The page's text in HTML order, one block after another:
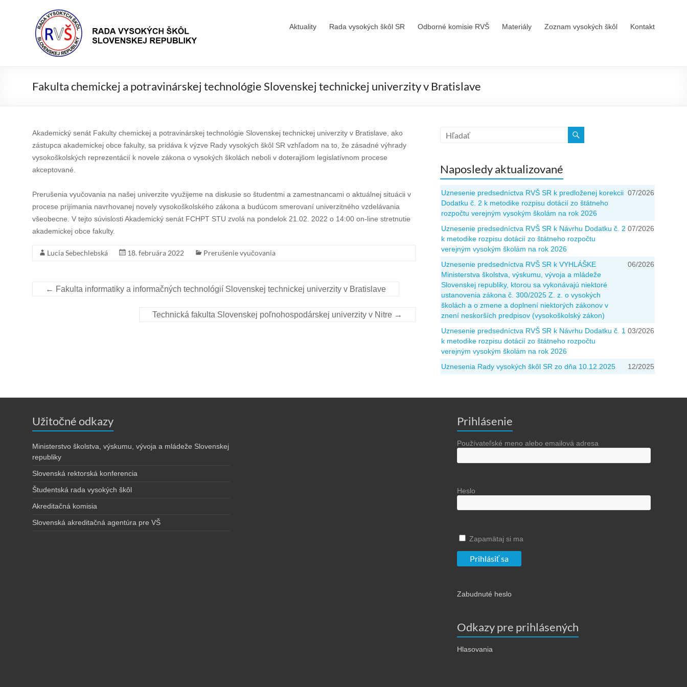
Rada
VŠ
Rada
vysokých
škôl
Slovenskej
Aktuality Rada vysokých škôl SR Odborné komisie RVŠ Materiály Zoznam vysokých škôl Kontakt
Fakulta chemickej a potravinárskej technológie Slovenskej technickej univerzity v Bratislave
Akademický senát Fakulty chemickej a potravinárskej technológie Slovenskej technickej univerzity v Bratislave, ako
zástupca akademickej obce fakulty, sa pridáva k výzve Rady vysokých škôl SR vzhľadom na to, že zásadné výhrady
vysokoškolských reprezentácií k novele zákona o vysokých školách neboli v doterajšom legislatívnom procese
akceptované.
Prerušenia vyučovania na našej univerzite využijeme na diskusie so študentmi a zamestnancami o aktuálnej situácii v
procese prijímania navrhovanej novely vysokoškolského zákona a budúcom smerovaní univerzitného vzdelávania
všeobecne. V tejto súvislosti Akademický senát FCHPT STU zvolá na pondelok 21.02. 2022 o 14:00 on-line stretnutie
akademickej obce fakulty.
Lucia Sebechlebská 18. februára 2022 Prerušenie vyučovania
← Fakulta informatiky a informačných technológií Slovenskej technickej univerzity v Bratislave
Technická fakulta Slovenskej poľnohospodárskej univerzity v Nitre →
Naposledy aktualizované
Uznesenie predsedníctva RVŠ SR k predloženej korekcii
Dodatku č. 2 k metodike rozpisu dotácií zo štátneho
rozpočtu verejným vysokým školám na rok 2026
07/2026
Uznesenie predsedníctva RVŠ SR k Návrhu Dodatku č. 2
k metodike rozpisu dotácií zo štátneho rozpočtu
verejným vysokým školám na rok 2026
07/2026
Uznesenie predsedníctva RVŠ SR k VYHLÁŠKE
Ministerstva školstva, výskumu, vývoja a mládeže
Slovenskej republiky, ktorou sa vykonávajú niektoré
ustanovenia zákona č. 300/2025 Z. z. o vysokých
školách a o zmene a doplnení niektorých zákonov v
znení neskorších predpisov (vysokoškolský zákon)
06/2026
Uznesenie predsedníctva RVŠ SR k Návrhu Dodatku č. 1
k metodike rozpisu dotácií zo štátneho rozpočtu
verejným vysokým školám na rok 2026
03/2026
Uznesenia Rady vysokých škôl SR zo dňa 10.12.2025 12/2025
Užitočné odkazy
Ministerstvo školstva, výskumu, vývoja a mládeže Slovenskej
republiky
Slovenská rektorská konferencia
Študentská rada vysokých škôl
Akreditačná komisia
Slovenská akreditačná agentúra pre VŠ
Prihlásenie
Používateľské meno alebo emailová adresa
Heslo
Zapamätaj si ma
Zabudnuté heslo
Odkazy pre prihlásených
Hlasovania